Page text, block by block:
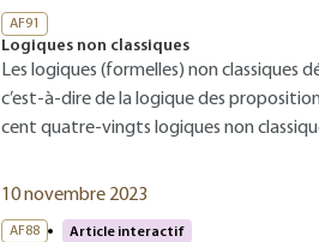
AF91
Logiques non classiques
Les logiques (formelles) non classiques
c’est-à-dire de la logique des
cent quatre-vingts logiques non
10 novembre 2023
AF88 Article interactif